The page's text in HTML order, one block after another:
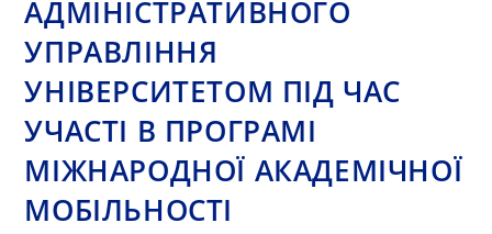
АДМІНІСТРАТИВНОГО
УПРАВЛІННЯ
УНІВЕРСИТЕТОМ ПІД ЧАС
УЧАСТІ В ПРОГРАМІ
МІЖНАРОДНОЇ АКАДЕМІЧНОЇ
МОБІЛЬНОСТІ